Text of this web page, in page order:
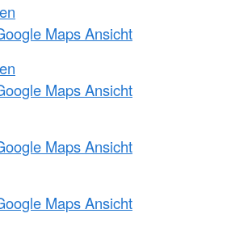
Maps Ansicht
Maps Ansicht
Maps Ansicht
Maps Ansicht